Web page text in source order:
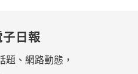
日報
題、網路動態，